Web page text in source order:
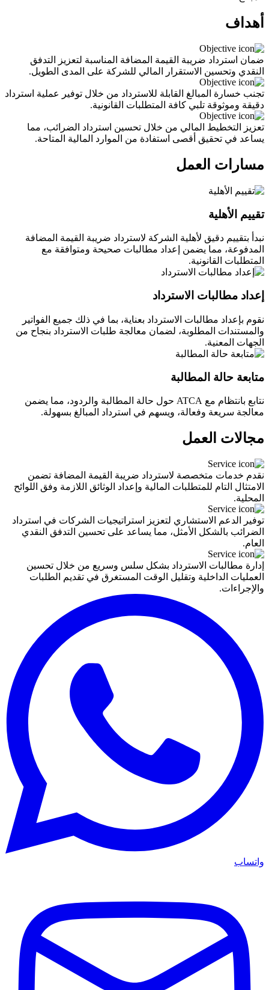
أهداف
ضمان استرداد ضريبة القيمة المضافة المناسبة لتعزيز التدفق
النقدي وتحسين الاستقرار المالي للشركة على المدى الطويل.
تجنب خسارة المبالغ القابلة للاسترداد من خلال توفير عملية استرداد
دقيقة وموثوقة تلبي كافة المتطلبات القانونية.
تعزيز التخطيط المالي من خلال تحسين استرداد الضرائب، مما
يساعد في تحقيق أقصى استفادة من الموارد المالية المتاحة.
مسارات العمل
تقييم الأهلية
نبدأ بتقييم دقيق لأهلية الشركة لاسترداد ضريبة القيمة المضافة
المدفوعة، مما يضمن إعداد مطالبات صحيحة ومتوافقة مع
المتطلبات القانونية.
إعداد مطالبات الاسترداد
نقوم بإعداد مطالبات الاسترداد بعناية، بما في ذلك جميع الفواتير
والمستندات المطلوبة، لضمان معالجة طلبات الاسترداد بنجاح من
الجهات المعنية.
متابعة حالة المطالبة
نتابع بانتظام مع ATCA حول حالة المطالبة والردود، مما يضمن
معالجة سريعة وفعالة، ويسهم في استرداد المبالغ بسهولة.
مجالات العمل
نقدم خدمات متخصصة لاسترداد ضريبة القيمة المضافة تضمن
الامتثال التام للمتطلبات المالية وإعداد الوثائق اللازمة وفق اللوائح
المحلية.
توفير الدعم الاستشاري لتعزيز استراتيجيات الشركات في استرداد
الضرائب بالشكل الأمثل، مما يساعد على تحسين التدفق النقدي
العام.
إدارة مطالبات الاسترداد بشكل سلس وسريع من خلال تحسين
العمليات الداخلية وتقليل الوقت المستغرق في تقديم الطلبات
والإجراءات.
واتساب